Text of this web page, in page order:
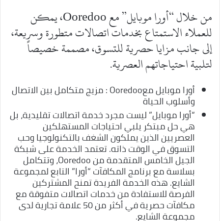
من خلال “أورا موبايل” مع Ooredoo، يمكن
للعملاء الاستمتاع بخدمات اتصالات متطورة وسريعة،
إلى جانب مزايا حصرية للتسوق، مصممة خصيصاً
لتلبية احتياجاتهم العصرية.
أورا موبايل معOoredoo : مزيج متكامل بين الاتصال
وأسلوب الحياة
“أورا موبايل” ليست مجرد خدمة اتصالات تقليدية، بل
هي حل مبتكر يلبي احتياجات المستهلكين
العصريين الذين يملكون الشغف بالتكنولوجيا وحب
التسوق في الوقت ذاته. تعتمد الخدمة على شبكة
الجيل الخامس المتقدمة من Ooredoo، وتتكامل
بسلاسة مع برنامج المكافآت “أورا” التابع لمجموعة
الشايع. هذه الخدمة الفريدة تمنح المشتركين
الفرصة للاستفادة من خدمات اتصالات متفوقة مع
مكافآت حصرية في أكثر من 50 علامة تجارية لدى
مجموعة الشايع.